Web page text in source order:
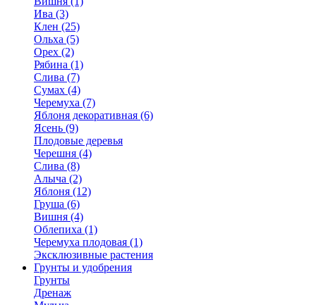
Ива (3)
Клен (25)
Ольха (5)
Орех (2)
Рябина (1)
Слива (7)
Сумах (4)
Черемуха (7)
Яблоня декоративная (6)
Ясень (9)
Плодовые деревья
Черешня (4)
Слива (8)
Алыча (2)
Яблоня (12)
Груша (6)
Вишня (4)
Облепиха (1)
Черемуха плодовая (1)
Эксклюзивные растения
Грунты и удобрения
Грунты
Дренаж